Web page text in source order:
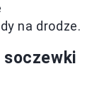
na drodze.